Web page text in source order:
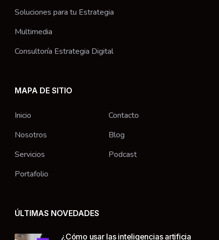
Soluciones para tu Estrategia
Multimedia
Consultoría Estrategia Digital
MAPA DE SITIO
Inicio
Nosotros
Servicios
Portafolio
Contacto
Blog
Podcast
ÚLTIMAS NOVEDADES
¿Cómo usar las inteligencias artificia